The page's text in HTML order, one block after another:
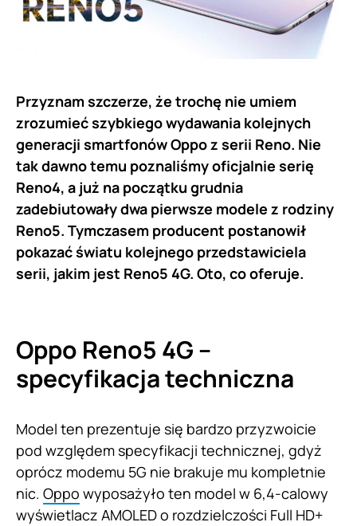
Przyznam szczerze, że trochę nie umiem
zrozumieć szybkiego wydawania kolejnych
generacji smartfonów Oppo z serii Reno. Nie
tak dawno temu poznaliśmy oficjalnie serię
Reno4, a już na początku grudnia
zadebiutowały dwa pierwsze modele z rodziny
Reno5. Tymczasem producent postanowił
pokazać światu kolejnego przedstawiciela
serii, jakim jest Reno5 4G. Oto, co oferuje.
Oppo Reno5 4G –
specyfikacja techniczna
Model ten prezentuje się bardzo przyzwoicie
pod względem specyfikacji technicznej, gdyż
oprócz modemu 5G nie brakuje mu kompletnie
nic. Oppo wyposażyło ten model w 6,4-calowy
wyświetlacz AMOLED o rozdzielczości Full HD+